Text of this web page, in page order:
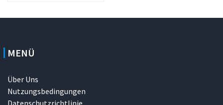
MENÜ
Über Uns
Nutzungsbedingungen